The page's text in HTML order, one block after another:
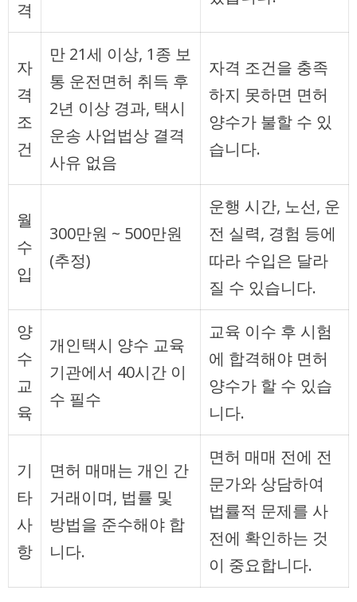
격
자
격
조
건
만 21세 이상, 1종 보
통 운전면허 취득 후
2년 이상 경과, 택시
운송 사업법상 결격
사유 없음
자격 조건을 충족
하지 못하면 면허
양수가 불할 수 있
습니다.
월
수
입
300만원 ~ 500만원
(추정)
운행 시간, 노선, 운
전 실력, 경험 등에
따라 수입은 달라
질 수 있습니다.
양
수
교
육
개인택시 양수 교육
기관에서 40시간 이
수 필수
교육 이수 후 시험
에 합격해야 면허
양수가 할 수 있습
니다.
기
타
사
항
면허 매매는 개인 간
거래이며, 법률 및
방법을 준수해야 합
니다.
면허 매매 전에 전
문가와 상담하여
법률적 문제를 사
전에 확인하는 것
이 중요합니다.